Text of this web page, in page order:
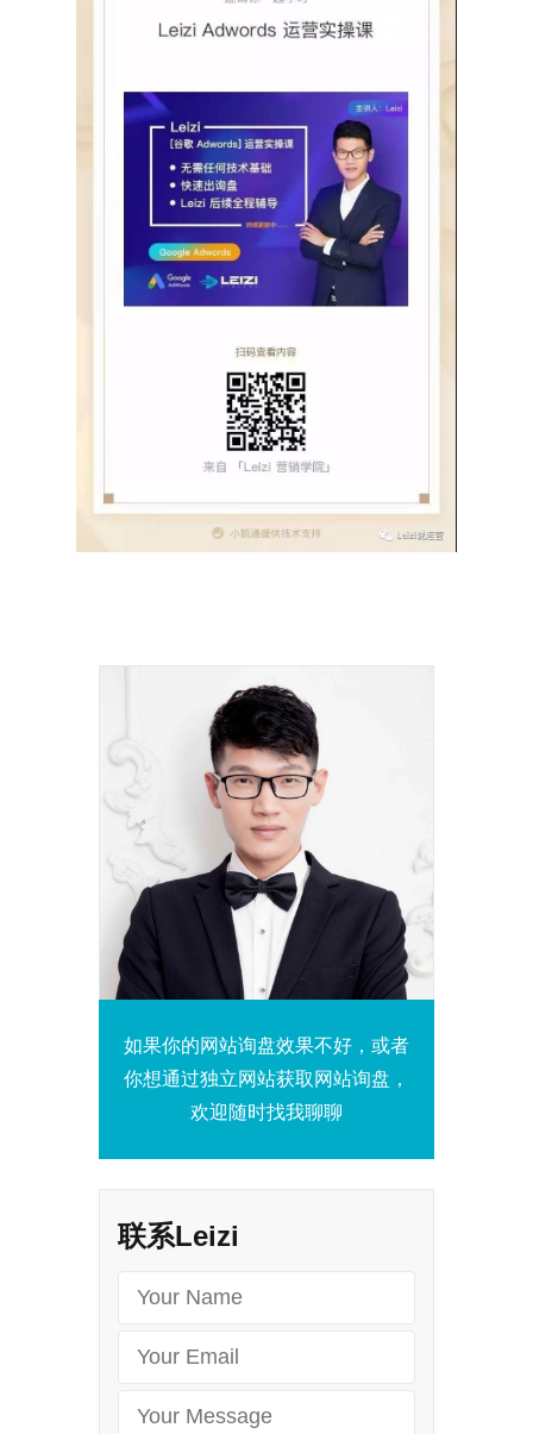
如果你的网站询盘效果不好，或者
你想通过独立网站获取网站询盘，
欢迎随时找我聊聊
联系Leizi